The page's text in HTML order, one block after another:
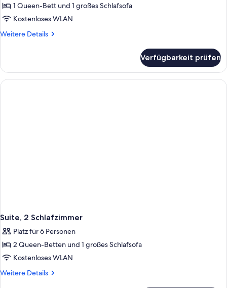
1 Queen-Bett und 1 großes Schlafsofa
Kostenloses WLAN
Weitere Details
Weitere
1
Schlafzimmer
Verfügbarkeit prüfen
Suite, 2 Schlafzimmer
Platz für 6 Personen
2 Queen-Betten und 1 großes Schlafsofa
Kostenloses WLAN
Weitere Details
Weitere